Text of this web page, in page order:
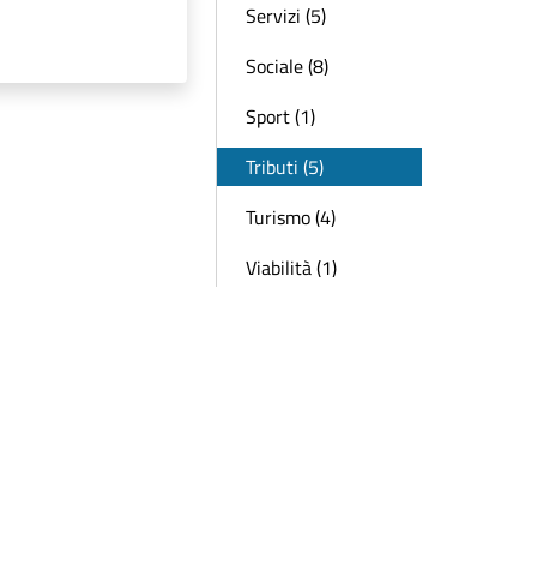
Servizi (5)
Sociale (8)
Sport (1)
Tributi (5)
Turismo (4)
Viabilità (1)